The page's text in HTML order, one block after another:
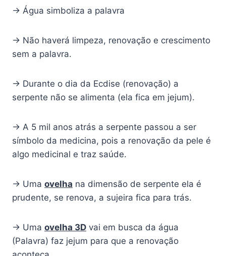
→ Água simboliza a palavra
→ Não haverá limpeza, renovação e crescimento
sem a palavra.
→ Durante o dia da Ecdise (renovação) a
serpente não se alimenta (ela fica em jejum).
→ A 5 mil anos atrás a serpente passou a ser
símbolo da medicina, pois a renovação da pele é
algo medicinal e traz saúde.
→ Uma ovelha na dimensão de serpente ela é
prudente, se renova, a sujeira fica para trás.
→ Uma ovelha 3D vai em busca da água
(Palavra) faz jejum para que a renovação